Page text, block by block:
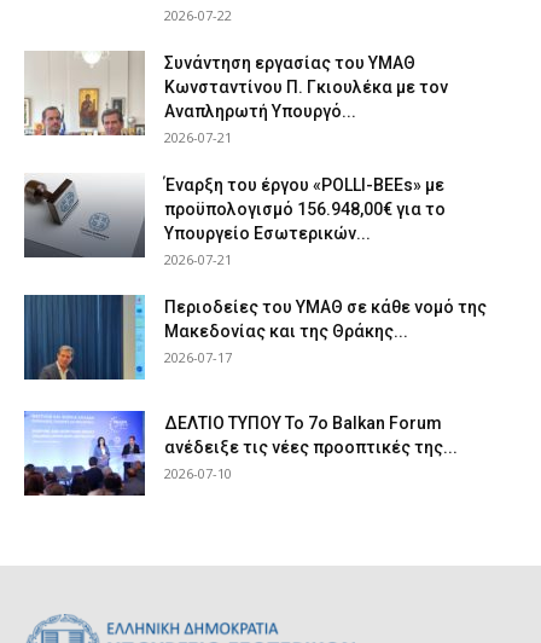
2026-07-22
Συνάντηση εργασίας του ΥΜΑΘ
Κωνσταντίνου Π. Γκιουλέκα με τον
Αναπληρωτή Υπουργό...
2026-07-21
Έναρξη του έργου «POLLI-BEEs» με
προϋπολογισμό 156.948,00€ για το
Υπουργείο Εσωτερικών...
2026-07-21
Περιοδείες του ΥΜΑΘ σε κάθε νομό της
Μακεδονίας και της Θράκης...
2026-07-17
ΔΕΛΤΙΟ ΤΥΠΟΥ Το 7ο Balkan Forum
ανέδειξε τις νέες προοπτικές της...
2026-07-10